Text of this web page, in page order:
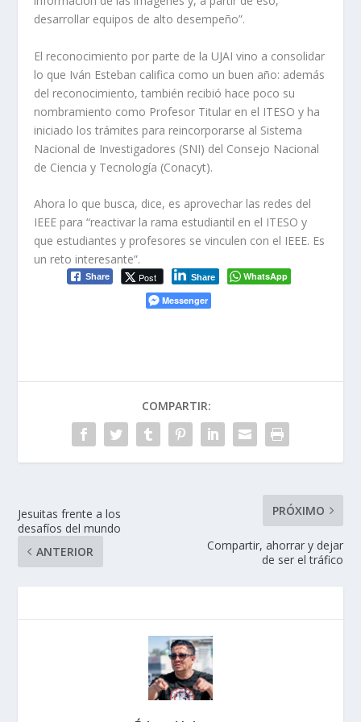
desarrollar equipos de alto desempeño”.
El reconocimiento por parte de la UJAI vino a consolidar
lo que Iván Esteban califica como un buen año: además
del reconocimiento, también recibió hace poco su
nombramiento como Profesor Titular en el ITESO y ha
iniciado los trámites para reincorporarse al Sistema
Nacional de Investigadores (SNI) del Consejo Nacional
de Ciencia y Tecnología (Conacyt).
Ahora lo que busca, dice, es aprovechar las redes del
IEEE para “reactivar la rama estudiantil en el ITESO y
que estudiantes y profesores se vinculen con el IEEE. Es
un reto interesante”.
Share Post Share
WhatsApp
Messenger
COMPARTIR:
Jesuitas frente a los
desafíos del mundo
ANTERIOR
PRÓXIMO
Compartir, ahorrar y dejar
de ser el tráfico